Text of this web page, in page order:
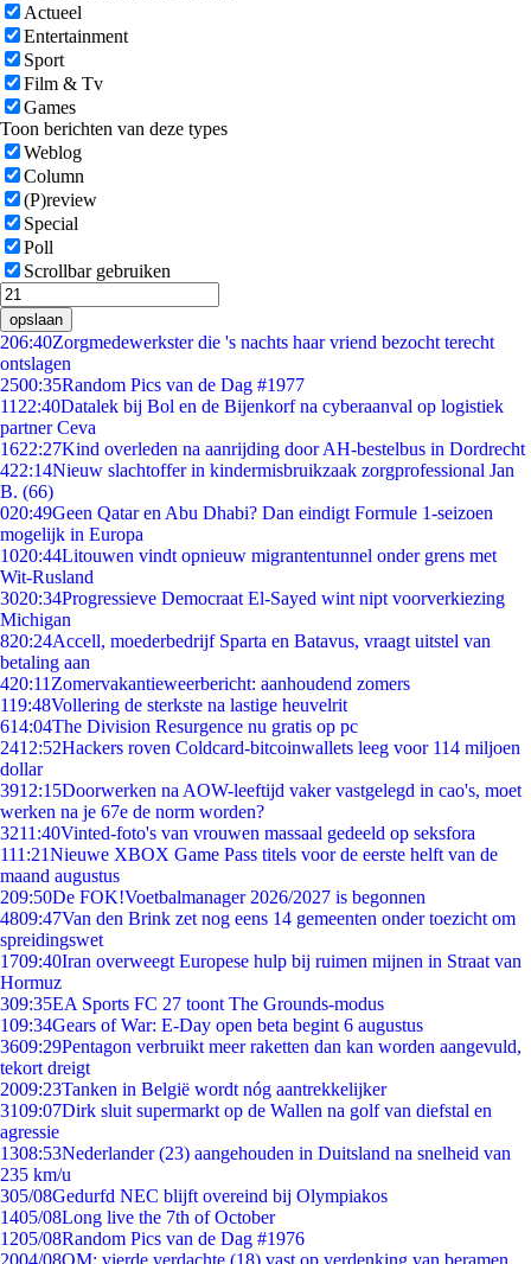
Actueel
Entertainment
Sport
Film & Tv
Games
Toon berichten van deze types
Weblog
Column
(P)review
Special
Poll
Scrollbar gebruiken
opslaan
206:40Zorgmedewerkster die 's nachts haar vriend bezocht terecht
ontslagen
2500:35Random Pics van de Dag #1977
11 22:40Datalek bij Bol en de Bijenkorf na cyberaanval op logistiek
partner Ceva
1622:27Kind overleden na aanrijding door AH-bestelbus in Dordrecht
422:14Nieuw slachtoffer in kindermisbruikzaak zorgprofessional Jan
B. (66)
020:49Geen Qatar en Abu Dhabi? Dan eindigt Formule 1-seizoen
mogelijk in Europa
1020:44Litouwen vindt opnieuw migrantentunnel onder grens met
Wit-Rusland
3020:34Progressieve Democraat El-Sayed wint nipt voorverkiezing
Michigan
820:24Accell, moederbedrijf Sparta en Batavus, vraagt uitstel van
betaling aan
420:11 Zomervakantieweerbericht: aanhoudend zomers
119:48Vollering de sterkste na lastige heuvelrit
614:04The Division Resurgence nu gratis op pc
2412:52Hackers roven Coldcard-bitcoinwallets leeg voor 114 miljoen
dollar
3912:15Doorwerken na AOW-leeftijd vaker vastgelegd in cao's, moet
werken na je 67e de norm worden?
3211:40Vinted-foto's van vrouwen massaal gedeeld op seksfora
111:21Nieuwe XBOX Game Pass titels voor de eerste helft van de
maand augustus
209:50De FOK!Voetbalmanager 2026/2027 is begonnen
4809:47Van den Brink zet nog eens 14 gemeenten onder toezicht om
spreidingswet
1709:40Iran overweegt Europese hulp bij ruimen mijnen in Straat van
Hormuz
309:35EA Sports FC 27 toont The Grounds-modus
109:34Gears of War: E-Day open beta begint 6 augustus
3609:29Pentagon verbruikt meer raketten dan kan worden aangevuld,
tekort dreigt
2009:23Tanken in België wordt nóg aantrekkelijker
3109:07Dirk sluit supermarkt op de Wallen na golf van diefstal en
agressie
1308:53Nederlander (23) aangehouden in Duitsland na snelheid van
235 km/u
305/08Gedurfd NEC blijft overeind bij Olympiakos
1405/08Long live the 7th of October
1205/08Random Pics van de Dag #1976
2004/08OM: vierde verdachte (18) vast op verdenking van beramen